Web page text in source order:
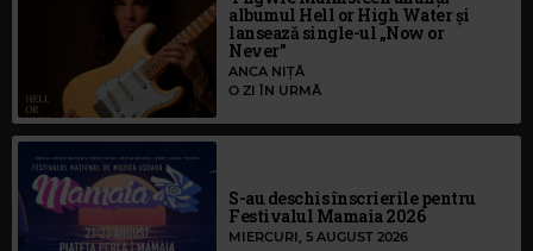
albumul Hell or High Water și
lansează single-ul „Now or
Never”
ANCA NIȚĂ
O ZI ÎN URMĂ
S-au deschis înscrierile pentru
Festivalul Mamaia 2026
MIERCURI, 5 AUGUST 2026